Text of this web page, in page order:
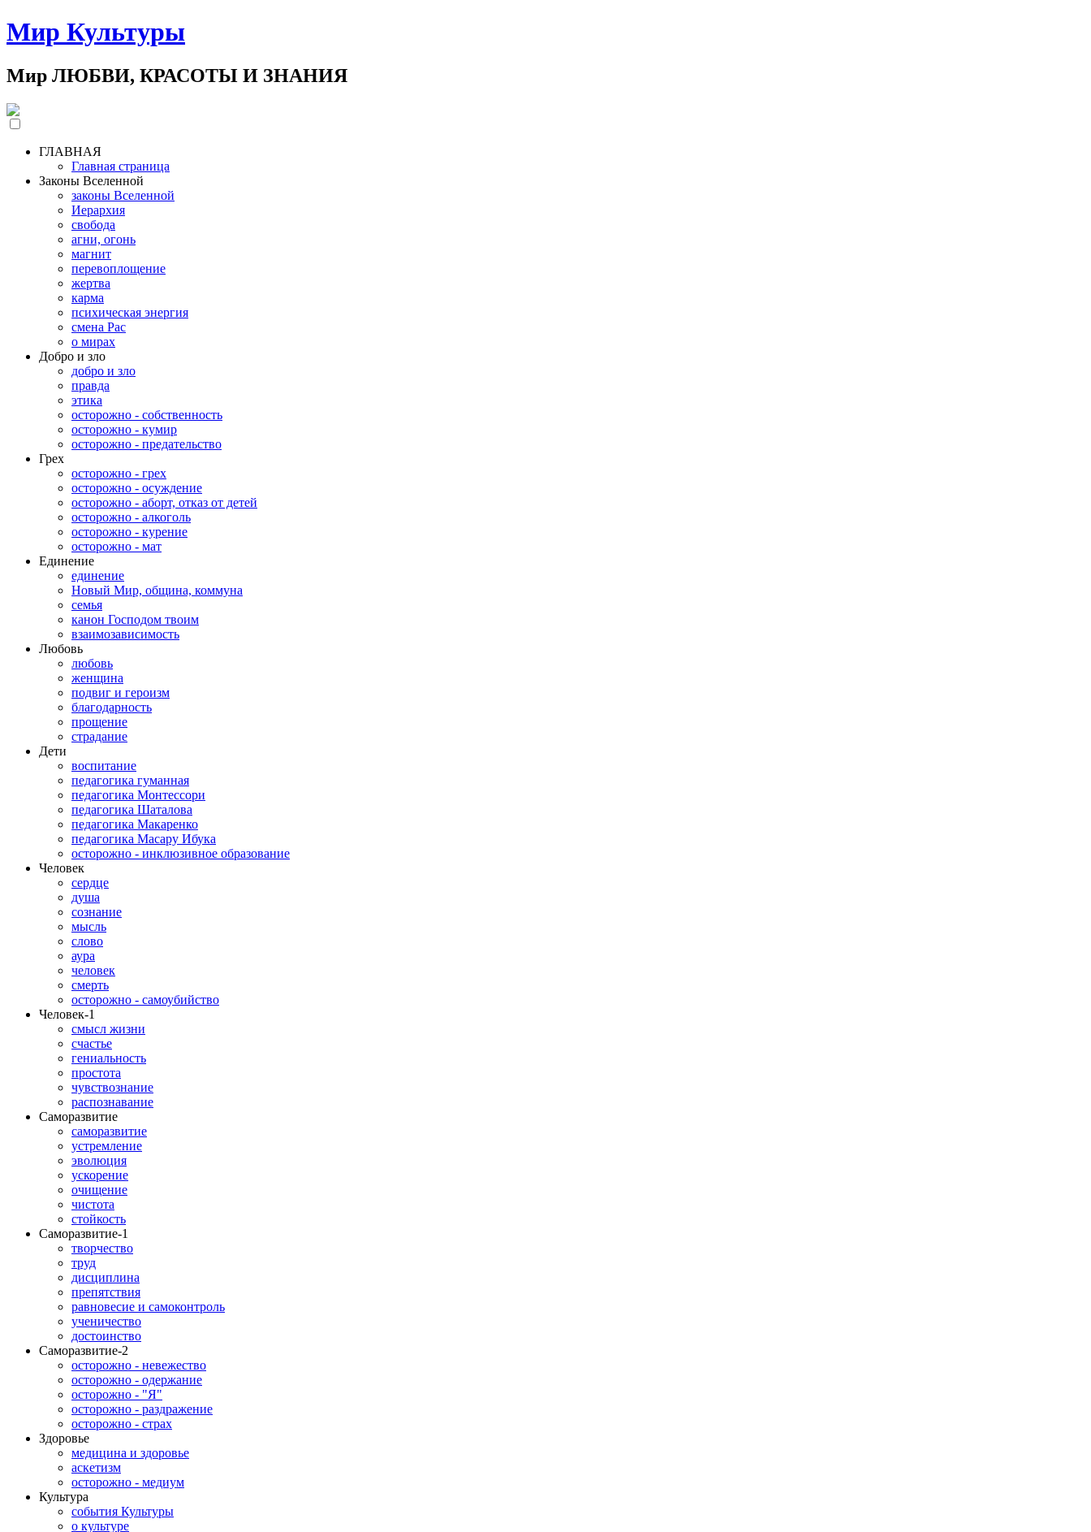
Мир Культуры
Мир ЛЮБВИ, КРАСОТЫ И ЗНАНИЯ
ГЛАВНАЯ
Главная страница
Законы Вселенной
законы Вселенной
Иерархия
свобода
агни, огонь
магнит
перевоплощение
жертва
карма
психическая энергия
смена Рас
о мирах
Добро и зло
добро и зло
правда
этика
осторожно - собственность
осторожно - кумир
осторожно - предательство
Грех
осторожно - грех
осторожно - осуждение
осторожно - аборт, отказ от детей
осторожно - алкоголь
осторожно - курение
осторожно - мат
Единение
единение
Новый Мир, община, коммуна
семья
канон Господом твоим
взаимозависимость
Любовь
любовь
женщина
подвиг и героизм
благодарность
прощение
страдание
Дети
воспитание
педагогика гуманная
педагогика Монтессори
педагогика Шаталова
педагогика Макаренко
педагогика Масару Ибука
осторожно - инклюзивное образование
Человек
сердце
душа
сознание
мысль
слово
аура
человек
смерть
осторожно - самоубийство
Человек-1
смысл жизни
счастье
гениальность
простота
чувствознание
распознавание
Саморазвитие
саморазвитие
устремление
эволюция
ускорение
очищение
чистота
стойкость
Саморазвитие-1
творчество
труд
дисциплина
препятствия
равновесие и самоконтроль
ученичество
достоинство
Саморазвитие-2
осторожно - невежество
осторожно - одержание
осторожно - "Я"
осторожно - раздражение
осторожно - страх
Здоровье
медицина и здоровье
аскетизм
осторожно - медиум
Культура
события Культуры
о культуре